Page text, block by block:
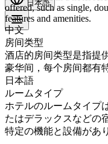
日本語
offered, such as single,
features and amenities.
中文
房间类型
酒店的房间类型是指提
豪华间，每个房间都有
日本語
ルームタイプ
ホテルのルームタイプ
たはデラックスなどの
特定の機能と設備があ